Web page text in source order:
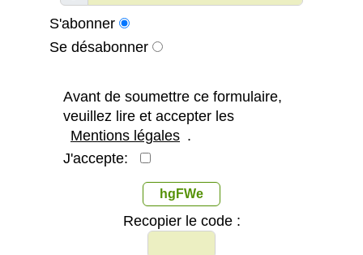
S'abonner
Se désabonner
Avant de soumettre ce formulaire,
veuillez lire et accepter les
Mentions légales .
J'accepte:
hgFWe
Recopier le code :